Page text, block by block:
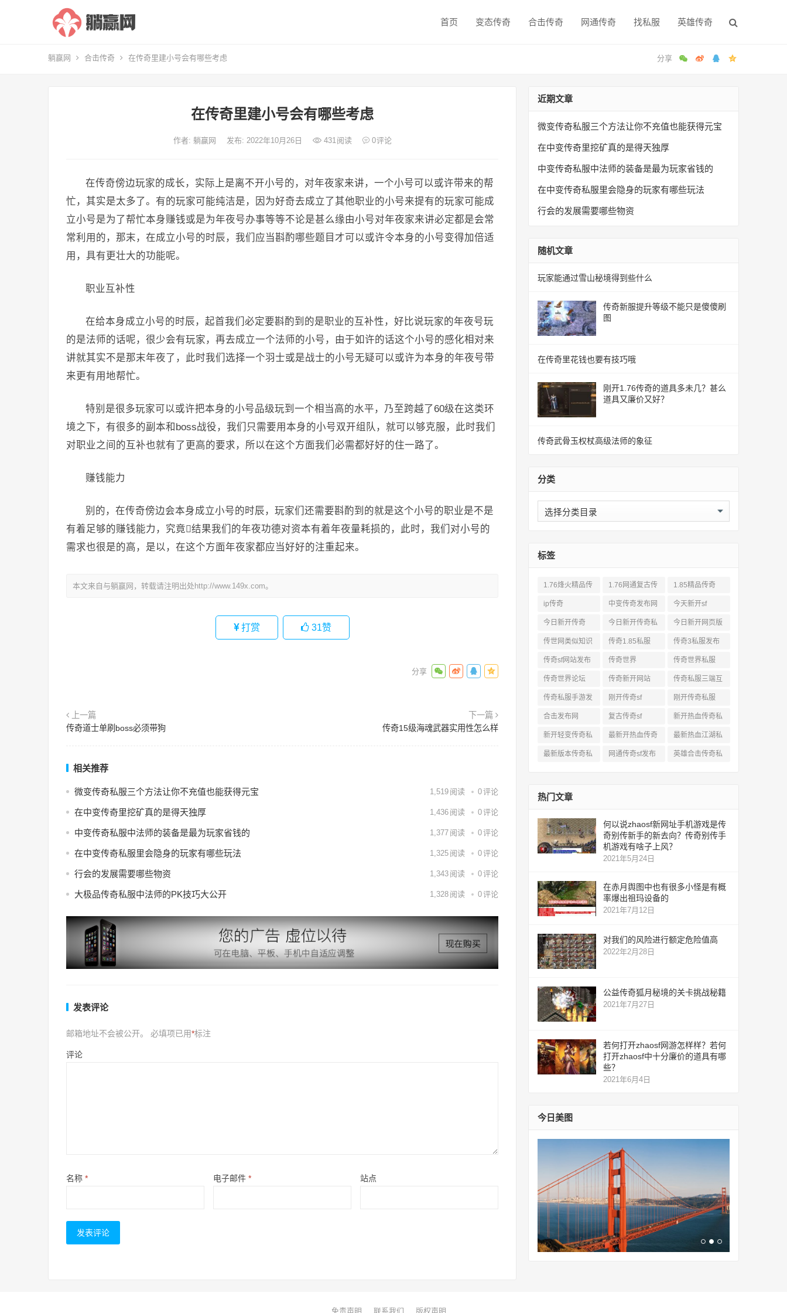
首页 变态传奇 合击传奇 网通传奇 找私服 英雄传奇
躺赢网 合击传奇 在传奇里建小号会有哪些考虑
在传奇里建小号会有哪些考虑
作者: 躺赢网 发布: 2022年10月26日 431阅读 0评论
在传奇傍边玩家的成长，实际上是离不开小号的，对年夜家来讲，一个小号可以或许带来的帮
忙，其实是太多了。有的玩家可能纯洁是，因为好奇去成立了其他职业的小号来提有的玩家可能成
立小号是为了帮忙本身赚钱或是为年夜号办事等等不论是甚么缘由小号对年夜家来讲必定都是会常
常利用的，那末，在成立小号的时辰，我们应当斟酌哪些题目才可以或许令本身的小号变得加倍适
用，具有更壮大的功能呢。
职业互补性
在给本身成立小号的时辰，起首我们必定要斟酌到的是职业的互补性，好比说玩家的年夜号玩
的是法师的话呢，很少会有玩家，再去成立一个法师的小号，由于如许的话这个小号的感化相对来
讲就其实不是那末年夜了，此时我们选择一个羽士或是战士的小号无疑可以或许为本身的年夜号带
来更有用地帮忙。
特别是很多玩家可以或许把本身的小号品级玩到一个相当高的水平，乃至跨越了60级在这类环
境之下，有很多的副本和boss战役，我们只需要用本身的小号双开组队，就可以够克服，此时我们
对职业之间的互补也就有了更高的要求，所以在这个方面我们必需都好好的住一路了。
赚钱能力
别的，在传奇傍边会本身成立小号的时辰，玩家们还需要斟酌到的就是这个小号的职业是不是
有着足够的赚钱能力，究竟结果我们的年夜功德对资本有着年夜量耗损的，此时，我们对小号的
需求也很是的高，是以，在这个方面年夜家都应当好好的注重起来。
本文来自与躺赢网，转载请注明出处http://www.149x.com。
打赏 31赞
上一篇
传奇道士单刷boss必须带狗
下一篇
传奇15级海魂武器实用性怎么样
相关推荐
微变传奇私服三个方法让你不充值也能获得元宝 1,519 阅读 0评论
在中变传奇里挖矿真的是得天独厚 1,436 阅读 0评论
中变传奇私服中法师的装备是最为玩家省钱的 1,377 阅读 0评论
在中变传奇私服里会隐身的玩家有哪些玩法 1,325 阅读 0评论
行会的发展需要哪些物资 1,343 阅读 0评论
大极品传奇私服中法师的PK技巧大公开 1,328 阅读 0评论
发表评论
邮箱地址不会被公开。 必填项已用*标注
评论
名称 * 电子邮件 * 站点
近期文章
微变传奇私服三个方法让你不充值也能获得元宝
在中变传奇里挖矿真的是得天独厚
中变传奇私服中法师的装备是最为玩家省钱的
在中变传奇私服里会隐身的玩家有哪些玩法
行会的发展需要哪些物资
随机文章
玩家能通过雪山秘境得到些什么
传奇新服提升等级不能只是傻傻刷
图
在传奇里花钱也要有技巧哦
刚开1.76传奇的道具多未几？甚么
道具又廉价又好？
传奇武骨玉权杖高级法师的象征
分类
分
类
标签
1.76烽火精品传
奇私服网站
1.76网通复古传
奇sf
1.85精品传奇
ip传奇 中变传奇发布网 今天新开sf
今日新开传奇
今日新开传奇私
服发布网
今日新开网页版
传奇
传世网类似知识 传奇1.85私服
传奇3私服发布
网站
传奇sf网站发布
网
传奇世界 传奇世界私服
传奇世界论坛 传奇新开网站
传奇私服三端互
通
传奇私服手游发
布网三端
刚开传奇sf 刚开传奇私服
合击发布网 复古传奇sf
新开热血传奇私
服网
新开轻变传奇私
服
最新开热血传奇
私服
最新热血江湖私
服
最新版本传奇私
网通传奇sf发布
英雄合击传奇私
热门文章
何以说zhaosf新网址手机游戏是传
奇别传新手的新去向？传奇别传手
机游戏有啥子上风？
2021年5月24日
在赤月舆图中也有很多小怪是有概
率爆出祖玛设备的
2021年7月12日
对我们的风险进行额定危险值高
2022年2月28日
公益传奇狐月秘境的关卡挑战秘籍
2021年7月27日
若何打开zhaosf网游怎样样？若何
打开zhaosf中十分廉价的道具有哪
些？
2021年6月4日
今日美图
免责声明 联系我们 版权声明